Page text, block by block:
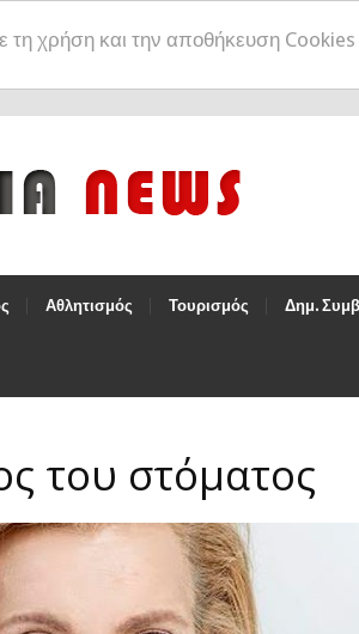
τη χρήση και την αποθήκευση
Αθλητισμός Τουρισμός Δημ.
του στόματος